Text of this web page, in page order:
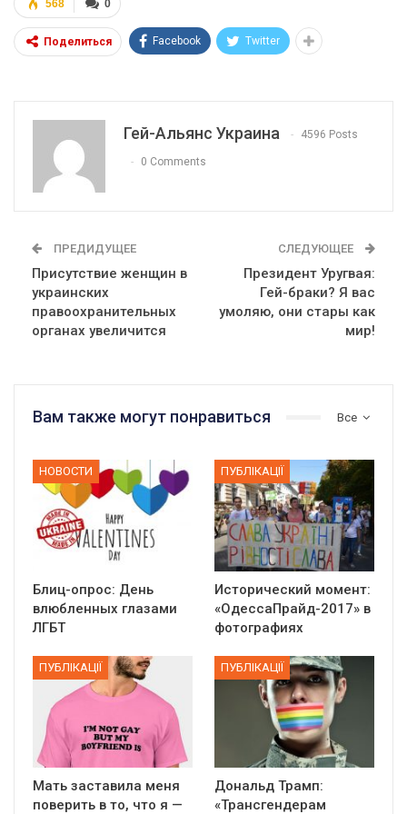
0
568
Поделиться Facebook Twitter
Гей-Альянс Украина 4596 Posts
0 Comments
ПРЕДИДУЩЕЕ
Присутствие женщин в
украинских
правоохранительных
органах увеличится
СЛЕДУЮЩЕЕ
Президент Уругвая:
Гей-браки? Я вас
умоляю, они стары как
мир!
Все
Вам также могут понравиться
НОВОСТИ
Блиц-опрос: День
влюбленных глазами
ЛГБТ
ПУБЛІКАЦІЇ
Исторический момент:
«ОдессаПрайд-2017» в
фотографиях
ПУБЛІКАЦІЇ
Мать заставила меня
поверить в то, что я —
ПУБЛІКАЦІЇ
Дональд Трамп:
«Трансгендерам